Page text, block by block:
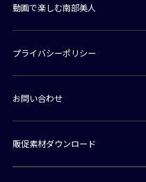
動画で楽しむ南部美人
プライバシーポリシー
お問い合わせ
販促素材ダウンロード